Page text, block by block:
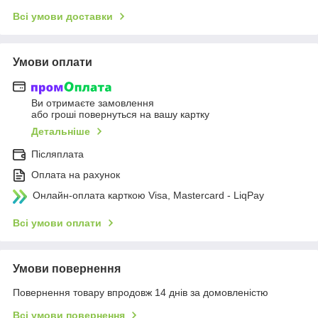
Всі умови доставки
Умови оплати
Ви отримаєте замовлення
або гроші повернуться на вашу картку
Детальніше
Післяплата
Оплата на рахунок
Онлайн-оплата карткою Visa, Mastercard - LiqPay
Всі умови оплати
Умови повернення
Повернення товару впродовж 14 днів за домовленістю
Всі умови повернення